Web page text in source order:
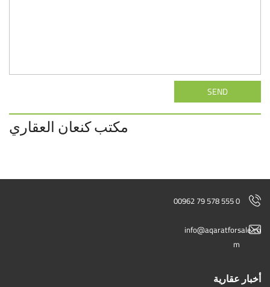
SEND
مكتب كنعان العقاري
00962 79 578 555 0
info@aqaratforsale.co
m
أخبار عقارية